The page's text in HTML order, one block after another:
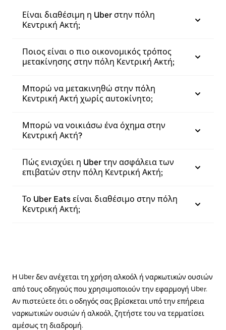
Είναι διαθέσιμη η Uber στην πόλη
Κεντρική Ακτή;
Ποιος είναι ο πιο οικονομικός τρόπος
μετακίνησης στην πόλη Κεντρική Ακτή;
Μπορώ να μετακινηθώ στην πόλη
Κεντρική Ακτή χωρίς αυτοκίνητο;
Μπορώ να νοικιάσω ένα όχημα στην
Κεντρική Ακτή?
Πώς ενισχύει η Uber την ασφάλεια των
επιβατών στην πόλη Κεντρική Ακτή;
Το Uber Eats είναι διαθέσιμο στην πόλη
Κεντρική Ακτή;
Η Uber δεν ανέχεται τη χρήση αλκοόλ ή ναρκωτικών ουσιών
από τους οδηγούς που χρησιμοποιούν την εφαρμογή Uber.
Αν πιστεύετε ότι ο οδηγός σας βρίσκεται υπό την επήρεια
ναρκωτικών ουσιών ή αλκοόλ, ζητήστε του να τερματίσει
αμέσως τη διαδρομή.